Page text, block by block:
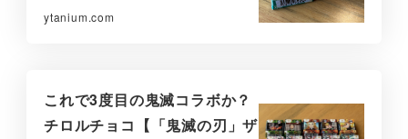
ytanium.com
これで3度目の鬼滅コラボか？
チロルチョコ【「鬼滅の刃」ザ